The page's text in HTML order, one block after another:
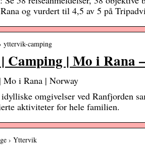
og vurdert til 4,5 av 5 på
yttervik-camping
| Mo i Rana
i Rana | Norway
omgivelser ved Ranfjorden
aktiviteter for hele familien.
› Yttervik